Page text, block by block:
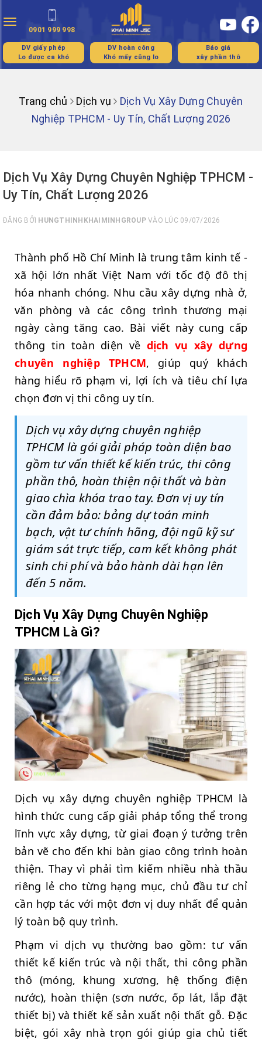
Toggle
navigation
0901 999 998
DV giấy phép
Lo được ca khó
DV hoàn công
Khó mấy cũng lo
Báo giá
xây phần thô
Trang chủ Dịch vụ
Dịch Vụ Xây Dựng Chuyên
Nghiệp TPHCM - Uy Tín, Chất Lượng 2026
Dịch Vụ Xây Dựng Chuyên Nghiệp TPHCM -
Uy Tín, Chất Lượng 2026
ĐĂNG BỞI HUNGTHINHKHAIMINHGROUPVÀO LÚC 09/07/2026
Thành phố Hồ Chí Minh là trung tâm kinh tế -
xã hội lớn nhất Việt Nam với tốc độ đô thị
hóa nhanh chóng. Nhu cầu xây dựng nhà ở,
văn phòng và các công trình thương mại
ngày càng tăng cao. Bài viết này cung cấp
thông tin toàn diện về dịch vụ xây dựng
chuyên nghiệp TPHCM, giúp quý khách
hàng hiểu rõ phạm vi, lợi ích và tiêu chí lựa
chọn đơn vị thi công uy tín.
Dịch vụ xây dựng chuyên nghiệp
TPHCM là gói giải pháp toàn diện bao
gồm tư vấn thiết kế kiến trúc, thi công
phần thô, hoàn thiện nội thất và bàn
giao chìa khóa trao tay. Đơn vị uy tín
cần đảm bảo: bảng dự toán minh
bạch, vật tư chính hãng, đội ngũ kỹ sư
giám sát trực tiếp, cam kết không phát
sinh chi phí và bảo hành dài hạn lên
đến 5 năm.
Dịch Vụ Xây Dựng Chuyên Nghiệp
TPHCM Là Gì?
Dịch vụ xây dựng chuyên nghiệp TPHCM là
hình thức cung cấp giải pháp tổng thể trong
lĩnh vực xây dựng, từ giai đoạn ý tưởng trên
bản vẽ cho đến khi bàn giao công trình hoàn
thiện. Thay vì phải tìm kiếm nhiều nhà thầu
riêng lẻ cho từng hạng mục, chủ đầu tư chỉ
cần hợp tác với một đơn vị duy nhất để quản
lý toàn bộ quy trình.
Phạm vi dịch vụ thường bao gồm: tư vấn
thiết kế kiến trúc và nội thất, thi công phần
thô (móng, khung xương, hệ thống điện
nước), hoàn thiện (sơn nước, ốp lát, lắp đặt
thiết bị) và thiết kế sản xuất nội thất gỗ. Đặc
biệt, gói xây nhà trọn gói giúp gia chủ tiết